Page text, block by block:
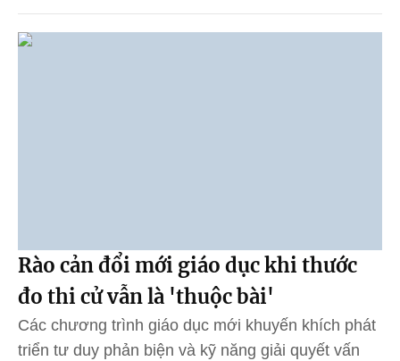
Rào cản đổi mới giáo dục khi thước
đo thi cử vẫn là 'thuộc bài'
Các chương trình giáo dục mới khuyến khích phát
triển tư duy phản biện và kỹ năng giải quyết vấn